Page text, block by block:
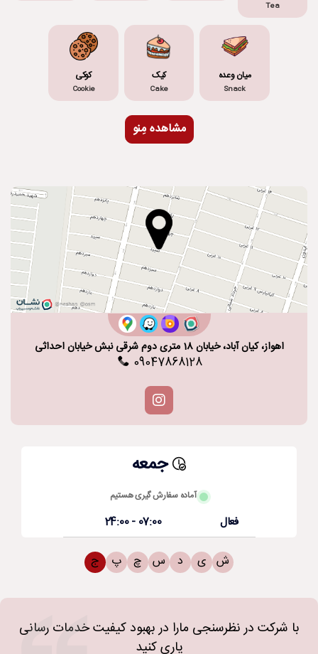
Tea
میان وعده
Snack
کیک
Cake
کوکی
Cookie
مشاهده مِنو
اهواز، کیان آباد، خیابان 18 متری دوم شرقی نبش خیابان احداثی
09047868128
جمعه
آماده سفارش گیری هستیم
فعال 07:00 - 24:00
ش ی د س چ پ ج
با شرکت در نظرسنجی مارا در بهبود کیفیت خدمات رسانی
یاری کنید